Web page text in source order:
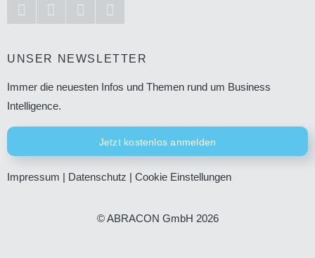
UNSER NEWSLETTER
Immer die neuesten Infos und Themen rund um Business
Intelligence.
Jetzt kostenlos anmelden
Impressum | Datenschutz | Cookie Einstellungen
© ABRACON GmbH 2026